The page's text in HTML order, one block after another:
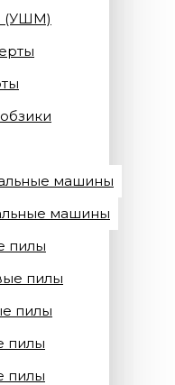
(УШМ)
машины
машины
пилы
пилы
пилы
пилы
пилы